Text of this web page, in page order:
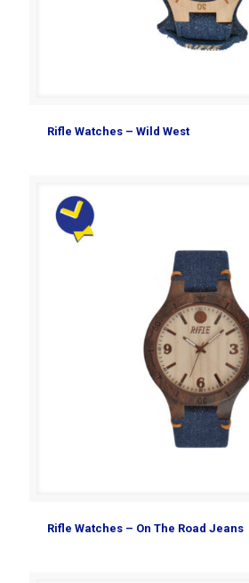
Rifle Watches – Wild West
Rifle Watches – On The Road Jeans